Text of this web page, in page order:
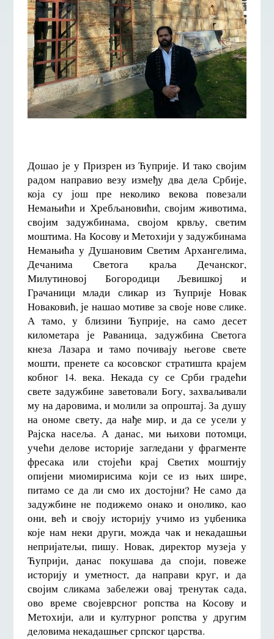
Дошао је у Призрен из Ћуприје. И тако својим
радом направио везу између два дела Србије,
којa су још пре неколико векова повезали
Немањићи и Хребљановићи, својим животима,
својим задужбинама, својом крвљу, светим
моштима. На Косову и Метохији у задужбинама
Немањића у Душановим Светим Архангелима,
Дечанима Светога краља Дечанског,
Милутиновој Богородици Љевишкој и
Грачаници млади сликар из Ћуприје Новак
Новаковић, је нашао мотиве за своје нове слике.
А тамо, у близини Ћуприје, на само десет
километара је Раваница, задужбина Светога
кнеза Лазара и тамо почивају његове свете
мошти, пренете са косовског стратишта крајем
кобног 14. века. Некада су се Срби градећи
свете задужбине заветовали Богу, захваљивали
му на даровима, и молили за опроштај. За душу
на ономе свету, да нађе мир, и да се усели у
Рајска насеља. А данас, ми њихови потомци,
учећи делове историје загледани у фрагменте
фресака или стојећи крај Светих моштију
опијени миомирисима који се из њих шире,
питамо се да ли смо их достојни? Не само да
задужбине не подижемо онако и онолико, као
они, већ и своју историју учимо из уџбеника
које нам неки други, можда чак и некадашњи
непријатељи, пишу. Новак, директор музеја у
Ћуприји, данас покушава да споји, повеже
историју и уметност, да направи круг, и да
својим сликама забележи овај тренутак сада,
ово време својеврсног ропства на Косову и
Метохији, али и културног ропства у другим
деловима некадашњег српског царства.